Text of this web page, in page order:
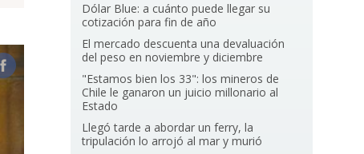
Dólar Blue: a cuánto puede llegar su
cotización para fin de año
El mercado descuenta una devaluación
del peso en noviembre y diciembre
"Estamos bien los 33": los mineros de
Chile le ganaron un juicio millonario al
Estado
Llegó tarde a abordar un ferry, la
tripulación lo arrojó al mar y murió